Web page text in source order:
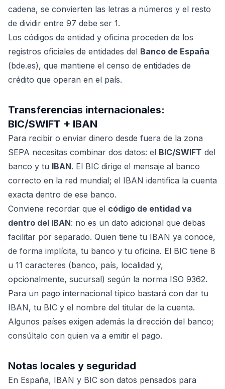
cadena, se convierten las letras a números y el resto
de dividir entre 97 debe ser 1.
Los códigos de entidad y oficina proceden de los
registros oficiales de entidades del Banco de España
(bde.es), que mantiene el censo de entidades de
crédito que operan en el país.
Transferencias internacionales:
BIC/SWIFT + IBAN
Para recibir o enviar dinero desde fuera de la zona
SEPA necesitas combinar dos datos: el BIC/SWIFT del
banco y tu IBAN. El BIC dirige el mensaje al banco
correcto en la red mundial; el IBAN identifica la cuenta
exacta dentro de ese banco.
Conviene recordar que el código de entidad va
dentro del IBAN: no es un dato adicional que debas
facilitar por separado. Quien tiene tu IBAN ya conoce,
de forma implícita, tu banco y tu oficina. El BIC tiene 8
u 11 caracteres (banco, país, localidad y,
opcionalmente, sucursal) según la norma ISO 9362.
Para un pago internacional típico bastará con dar tu
IBAN, tu BIC y el nombre del titular de la cuenta.
Algunos países exigen además la dirección del banco;
consúltalo con quien va a emitir el pago.
Notas locales y seguridad
En España, IBAN y BIC son datos pensados para